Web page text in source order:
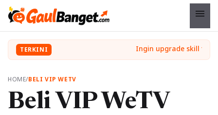
menu
TERKINI
HOME/BELI VIP WETV
Beli VIP WeTV